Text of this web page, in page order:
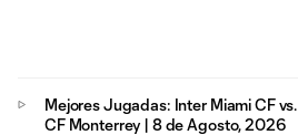
Mejores Jugadas: Inter Miami CF vs.
CF Monterrey | 8 de Agosto, 2026